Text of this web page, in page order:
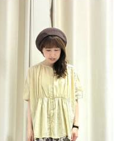
サイトマップ
す。
floor
ルフロア
~ 20:00